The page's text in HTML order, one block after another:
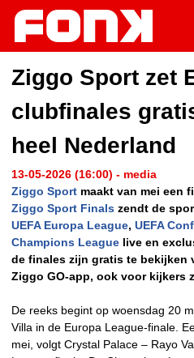
Ziggo Sport zet
clubfinales
heel Nederland
13-05-2026 (16:00) - media
Ziggo Sport maakt van mei een
Ziggo Sport Finals zendt de
UEFA Europa League, UEFA
Champions League live en
de finales zijn gratis te bekijken
Ziggo GO-app, ook voor kijkers
De reeks begint op woensdag 20
Villa in de Europa League-finale.
mei, volgt Crystal Palace – Rayo